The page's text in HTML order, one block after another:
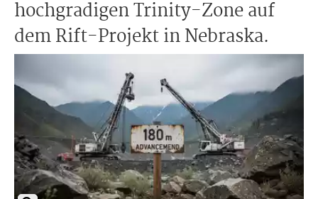
hochgradigen Trinity-Zone auf
dem Rift-Projekt in Nebraska.